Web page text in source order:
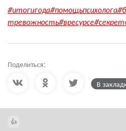
#итогигода#помощьпсихолога
тревожность#вресурсе
Поделиться:
В